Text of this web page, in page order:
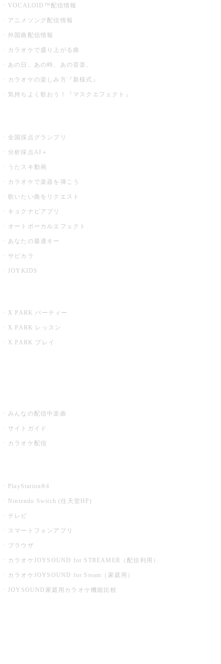
VOCALOID™配信情報
アニメソング配信情報
外国曲配信情報
カラオケで盛り上がる曲
あの日、あの時、あの音楽。
カラオケの楽しみ方『新様式』
気持ちよく歌おう！『マスクエフェクト』
全国採点グランプリ
分析採点AI＋
うたスキ動画
カラオケで楽器を弾こう
歌いたい曲をリクエスト
キョクナビアプリ
オートボーカルエフェクト
あなたの最適キー
サビカラ
JOYKIDS
X PARK パーティー
X PARK レッスン
X PARK プレイ
みんなの配信中楽曲
サイトガイド
カラオケ配信
PlayStation®4
Nintendo Switch (任天堂HP)
テレビ
スマートフォンアプリ
ブラウザ
カラオケJOYSOUND for STREAMER（配信利用）
カラオケJOYSOUND for Steam（家庭用）
JOYSOUND家庭用カラオケ機能比較